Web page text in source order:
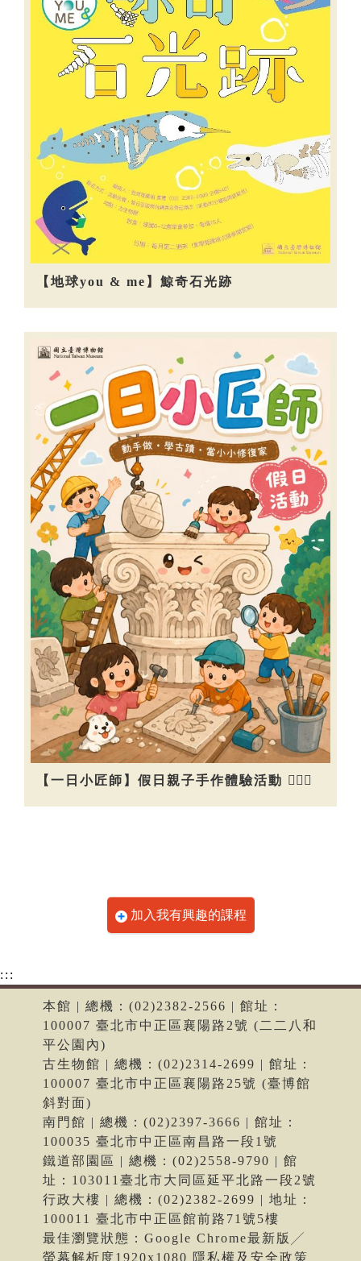
【地球you & me】鯨奇石光跡
【一日小匠師】假日親子手作體驗活動 👷🏻‍♀️
加入我有興趣的課程
:::
本館 | 總機：(02)2382-2566 | 館址：
100007 臺北市中正區襄陽路2號 (二二八和
平公園內)
古生物館 | 總機：(02)2314-2699 | 館址：
100007 臺北市中正區襄陽路25號 (臺博館
斜對面)
南門館 | 總機：(02)2397-3666 | 館址：
100035 臺北市中正區南昌路一段1號
鐵道部園區 | 總機：(02)2558-9790 | 館
址：103011臺北市大同區延平北路一段2號
行政大樓 | 總機：(02)2382-2699 | 地址：
100011 臺北市中正區館前路71號5樓
最佳瀏覽狀態：Google Chrome最新版╱
螢幕解析度1920x1080 隱私權及安全政策